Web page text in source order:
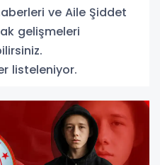
ve Aile Şiddet
gelişmeleri
listeleniyor.